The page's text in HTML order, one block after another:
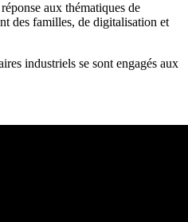
aux thématiques de
des familles, de digitalisation et
industriels se sont engagés aux